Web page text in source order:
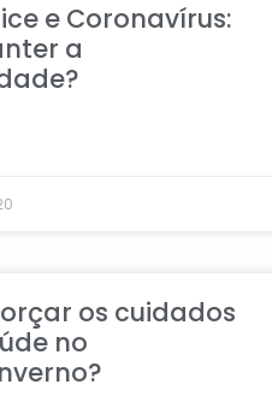
e Coronavírus:
a
os cuidados
no